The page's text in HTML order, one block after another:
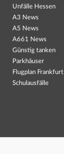
Unfälle Hessen
A3 News
A5 News
A661 News
Günstig tanken
Parkhäuser
Flugplan Frankfurt
Schulausfälle